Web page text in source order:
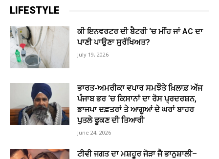
LIFESTYLE
ਕੀ ਇਨਵਰਟਰ ਦੀ ਬੈਟਰੀ ‘ਚ ਮੀਂਹ ਜਾਂ AC ਦਾ
ਪਾਣੀ ਪਾਉਣਾ ਸੁਰੱਖਿਅਤ?
July 19, 2026
ਭਾਰਤ-ਅਮਰੀਕਾ ਵਪਾਰ ਸਮਝੌਤੇ ਖ਼ਿਲਾਫ਼ ਅੱਜ
ਪੰਜਾਬ ਭਰ ‘ਚ ਕਿਸਾਨਾਂ ਦਾ ਰੋਸ ਪ੍ਰਦਰਸ਼ਨ,
ਭਾਜਪਾ ਦਫ਼ਤਰਾਂ ਤੇ ਆਗੂਆਂ ਦੇ ਘਰਾਂ ਬਾਹਰ
ਪੁਤਲੇ ਫੂਕਣ ਦੀ ਤਿਆਰੀ
June 24, 2026
ਟੀਵੀ ਜਗਤ ਦਾ ਮਸ਼ਹੂਰ ਜੋੜਾ ਜੈ ਭਾਨੁਸ਼ਾਲੀ–